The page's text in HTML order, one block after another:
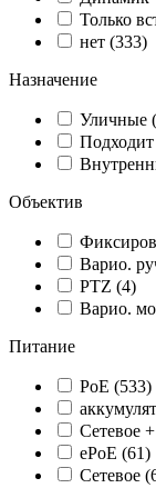
Только
нет (333)
Назначение
Уличные
Объектив
Варио.
PTZ (4)
Варио.
Питание
PoE (533)
Сетевое
ePoE (61)
Сетевое